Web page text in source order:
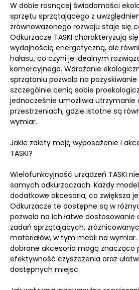
W dobie rosnącej świadomości
sprzętu sprzątającego z
zrównoważonego rozwoju staje się
Odkurzacze TASKI charakteryzują
wydajnością energetyczną, ale
hałasu, co czyni je idealnym
komercyjnego. Wdrażanie
sprzątaniu pozwala na
szczególnie cenią sobie
jednocześnie umożliwia utrzymanie
przestrzeniach, gdzie istotne są
wymiar.
Jakie zalety mają wyposażenie i
TASKI?
Wielofunkcyjność urządzeń TASKI
samych odkurzaczach. Każdy
dodatkowe akcesoria, co zwiększa
Odkurzacze te dostępne są w
pozwala na ich łatwe dostosowanie
zadań sprzątających,
materiałów, w tym mebli na
dobrane akcesoria mogą znacząco
efektywność czyszczenia oraz
dostępnych miejsc.